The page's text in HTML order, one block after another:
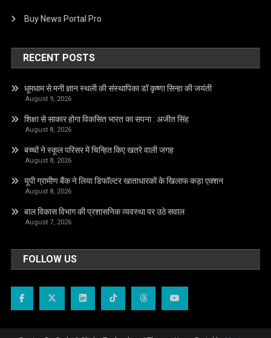
Buy News Portal Pro
RECENT POSTS
धूमधाम से मनी ज्ञान स्थली की संस्थापिका डॉ कृष्णा सिन्हा की जयंती
August 9, 2026
शिक्षा से साकार होगा विकसित भारत का सपना : अजीत सिंह
August 8, 2026
बच्चों ने स्कूल परिसर में चिन्हित किए खतरे वाली जगह
August 8, 2026
यूपी ग्रामीण बैंक ने लिया डिफॉल्टर खाताधारकों के खिलाफ कड़ा एक्शन
August 8, 2026
बाल विकास विभाग की प्रशासनिक व्यवस्था पर उठे सवाल
August 7, 2026
FOLLOW US